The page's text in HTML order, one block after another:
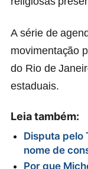
A série de
movimentação
do Rio de
estaduais.
Leia também:
Disputa pelo
nome de
Por que